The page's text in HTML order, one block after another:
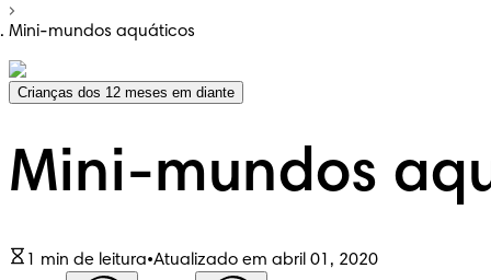
Mini-mundos aquáticos
Crianças dos 12 meses em diante
Mini-mundos
1 min de leitura•Atualizado em abril 01, 2020